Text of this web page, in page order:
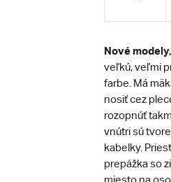
Nové
veľkú, veľmi
farbe. Má
nosiť cez
rozopnúť
vnútri sú
kabelky.
prepážka so